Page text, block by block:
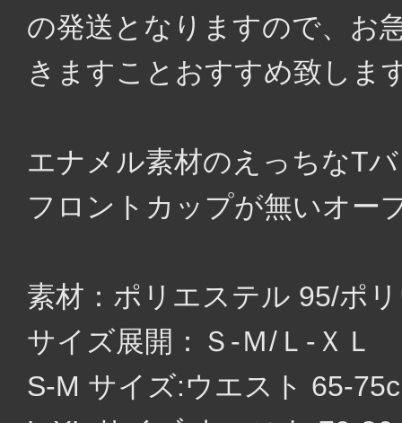
の発送となりますので、お
きますことおすすめ致しま
エナメル素材のえっちなT
フロントカップが無いオー
素材：ポリエステル 95/ポ
サイズ展開：Ｓ-Ｍ/Ｌ-ＸＬ
S-M サイズ:ウエスト 65-